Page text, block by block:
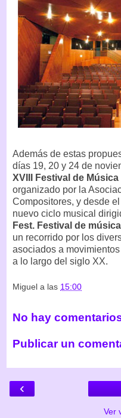
Además de estas
días 19, 20 y 24 de
XVIII Festival de
organizado por la
Compositores, y desde
nuevo ciclo musical
Fest. Festival de
un recorrido por los
asociados a
a lo largo del siglo XX.
Miguel a las 15:00
No hay
Publicar un
‹
Ver